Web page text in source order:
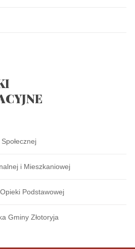
i Mieszkaniowej
Podstawowej
Gminy Złotoryja